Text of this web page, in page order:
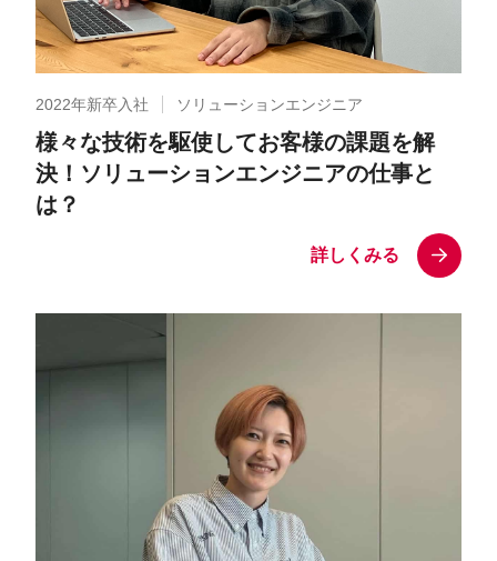
2022年新卒入社 ソリューションエンジニア
様々な技術を駆使してお客様の課題を解
決！ソリューションエンジニアの仕事と
は？
詳しくみる